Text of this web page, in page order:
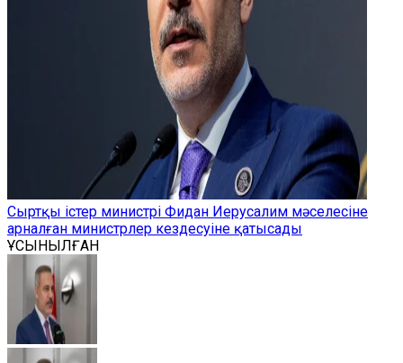
Сыртқы істер министрі Фидан Иерусалим мәселесіне
арналған министрлер кездесуіне қатысады
ҰСЫНЫЛҒАН